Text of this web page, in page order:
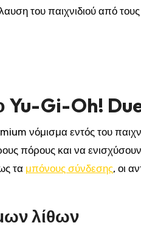
του παιχνιδιού από τους
Yu-Gi-Oh!
νόμισμα εντός του
πόρους και να ενισχύσουν
τα μπόνους σύνδεσης, οι
λίθων